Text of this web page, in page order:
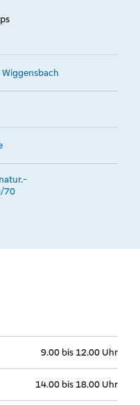
70
9.00 bis 12.00 Uhr
14.00 bis 18.00 Uhr